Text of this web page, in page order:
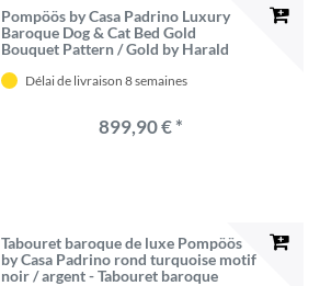
Pompöös by Casa Padrino Luxury
Baroque Dog & Cat Bed Gold
Bouquet Pattern / Gold by Harald
Délai de livraison 8 semaines
899,90 € *
Tabouret baroque de luxe Pompöös
by Casa Padrino rond turquoise motif
noir / argent - Tabouret baroque